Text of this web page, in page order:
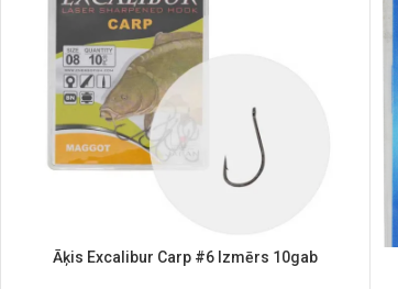
Āķis Excalibur Carp #6 Izmērs 10gab